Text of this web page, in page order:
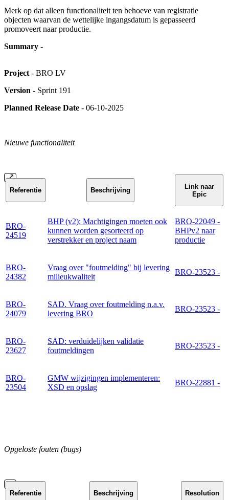
Merk op dat alleen functionaliteit ten behoeve van registratie
objecten waarvan de wettelijke ingangsdatum is gepasseerd
promoveert naar productie.
Summary -
Project - BRO LV
Version - Sprint 191
Planned Release Date - 06-10-2025
Nieuwe functionaliteit
Referentie Beschrijving
Link naar
Epic
BRO-
24519
BHP (v2): Machtigingen moeten ook
kunnen worden gesorteerd op
verstrekker en project naam
BRO-22049 -
BHPv2 naar
productie
BRO-
24382
Vraag over "foutmelding" bij levering
milieukwaliteit
BRO-23523 -
BRO-
24079
SAD. Vraag over foutmelding n.a.v.
levering BRO
BRO-23523 -
BRO-
23627
SAD: verduidelijken validatie
foutmeldingen
BRO-23523 -
BRO-
23504
GMW wijzigingen implementeren:
XSD en opslag
BRO-22881 -
Opgeloste fouten (bugs)
Referentie Beschrijving Resolution